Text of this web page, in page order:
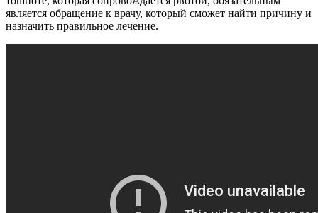
является обращение к врачу, который сможет найти причину и
назначить правильное лечение.